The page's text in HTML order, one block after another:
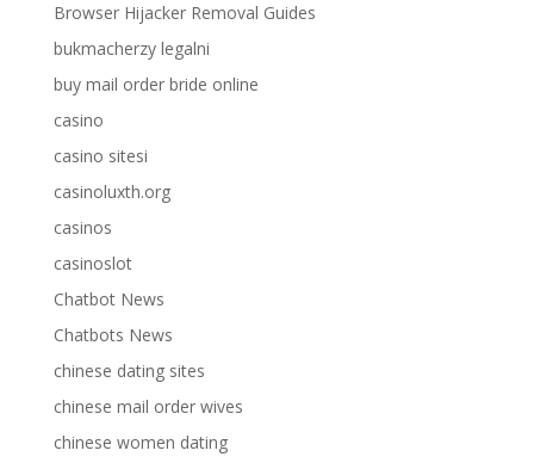
Browser Hijacker Removal Guides
bukmacherzy legalni
buy mail order bride online
casino
casino sitesi
casinoluxth.org
casinos
casinoslot
Chatbot News
Chatbots News
chinese dating sites
chinese mail order wives
chinese women dating